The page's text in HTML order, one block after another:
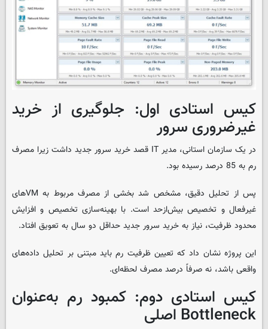
کیس استادی اول: جلوگیری از خرید
غیرضروری سرور
در یک سازمان استانی، مدیر IT قصد خرید سرور جدید داشت زیرا مصرف
رم به 85 درصد رسیده بود.
پس از تحلیل دقیق، مشخص شد بخشی از مصرف مربوط به VMهای
غیرفعال و تخصیص بیش‌ازحد است. با بهینه‌سازی تخصیص و افزایش
محدود ظرفیت، نیاز به خرید سرور جدید حداقل دو سال به تعویق افتاد.
این پروژه نشان داد که تعیین ظرفیت رم باید مبتنی بر تحلیل داده‌های
واقعی باشد، نه صرفاً درصد مصرف لحظه‌ای.
کیس استادی دوم: کمبود رم به‌عنوان
Bottleneck اصلی